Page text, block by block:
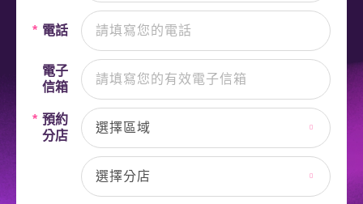
* 電話
電子
信箱
* 預約
分店
選擇區域
選擇分店